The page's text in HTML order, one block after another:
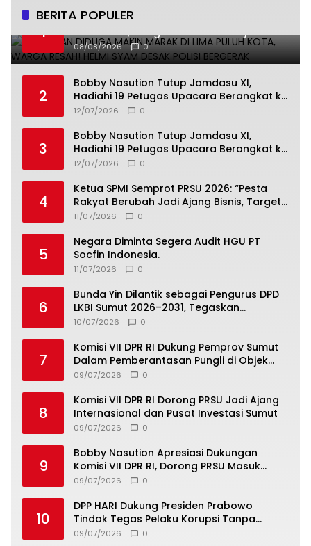
BERITA POPULER
1
Pencurian Diduga Makin Marak di Lima
Puluh Kota, Warga Resah! Helmi Syam
Desak Polisi Bergerak
08/08/2026 0
2
Bobby Nasution Tutup Jamdasu XI,
Hadiahi 19 Petugas Upacara Berangkat ke
Jamnas 2026
12/07/2026 0
3
Bobby Nasution Tutup Jamdasu XI,
Hadiahi 19 Petugas Upacara Berangkat ke
Jamnas 2026
12/07/2026 0
4
Ketua SPMI Semprot PRSU 2026: “Pesta
Rakyat Berubah Jadi Ajang Bisnis, Target
300 Ribu Pengunjung Tinggal Slogan”
11/07/2026 0
5
Negara Diminta Segera Audit HGU PT
Socfin Indonesia.
11/07/2026 0
6
Bunda Yin Dilantik sebagai Pengurus DPD
LKBI Sumut 2026–2031, Tegaskan
Komitmen Perkuat Toleransi dan
10/07/2026 0
7
Komisi VII DPR RI Dukung Pemprov Sumut
Dalam Pemberantasan Pungli di Objek
Wisata
09/07/2026 0
8
Komisi VII DPR RI Dorong PRSU Jadi Ajang
Internasional dan Pusat Investasi Sumut
09/07/2026 0
9
Bobby Nasution Apresiasi Dukungan
Komisi VII DPR RI, Dorong PRSU Masuk
Kalender Event Nasional
09/07/2026 0
10
DPP HARI Dukung Presiden Prabowo
Tindak Tegas Pelaku Korupsi Tanpa
Tebang Pilih
09/07/2026 0